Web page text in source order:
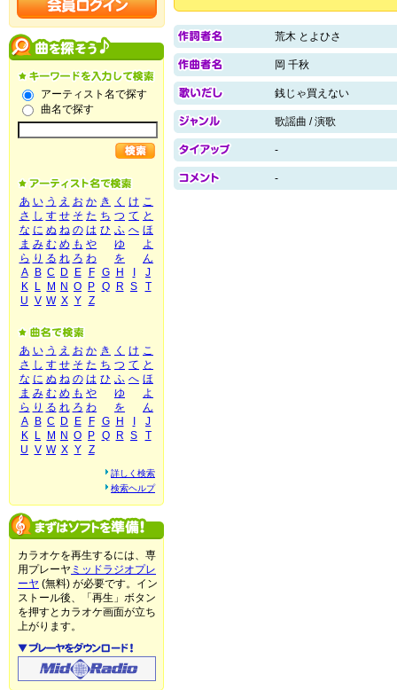
アーティスト名で探す
曲名で探す
あ い う え お か き く け こ
さ し す せ そ た ち つ て と
な に ぬ ね の は ひ ふ へ ほ
ま み む め も や ゆ
よ
ら り る れ ろ わ を
ん
A
B C D E F G H
J
K
L M N O P Q R S
T
U V W X Y Z
あ い う え お か き く け こ
さ し す せ そ た ち つ て と
な に ぬ ね の は ひ ふ へ ほ
ま み む め も や ゆ
よ
ら り る れ ろ わ を
ん
A
B C D E F G H
J
K
L M N O P Q R S
T
U V W X Y Z
詳しく検索
検索ヘルプ
カラオケを再生するには、専
用プレーヤ ミッドラジオプレ
ーヤ (無料) が必要です。イン
ストール後、「再生」ボタン
を押すとカラオケ画面が立ち
上がります。
荒木 とよひさ
岡 千秋
銭じゃ買えない
歌謡曲 / 演歌
-
-